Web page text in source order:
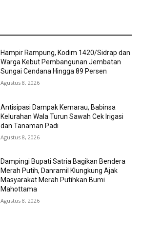
Hampir Rampung, Kodim 1420/Sidrap dan
Warga Kebut Pembangunan Jembatan
Sungai Cendana Hingga 89 Persen
Agustus 8, 2026
Antisipasi Dampak Kemarau, Babinsa
Kelurahan Wala Turun Sawah Cek Irigasi
dan Tanaman Padi
Agustus 8, 2026
Dampingi Bupati Satria Bagikan Bendera
Merah Putih, Danramil Klungkung Ajak
Masyarakat Merah Putihkan Bumi
Mahottama
Agustus 8, 2026